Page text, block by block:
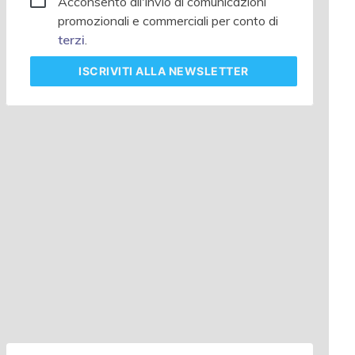
promozionali e commerciali per conto di
terzi.
ISCRIVITIALLA NEWSLETTER